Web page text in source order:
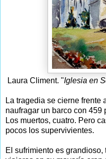
Laura Climent. "Iglesia en
La tragedia se cierne frente
naufragar un barco con 459
Los muertos, cuatro. Pero
pocos los supervivientes.
El sufrimiento es